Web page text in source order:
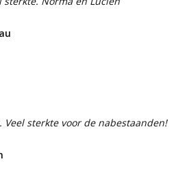
sterkte voor de nabestaanden!